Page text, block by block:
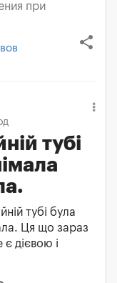
при
share
тубі
тубі була
Ця що зараз
дієвою і